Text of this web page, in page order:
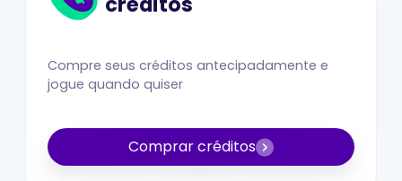
Compre seus créditos antecipadamente e
jogue quando quiser
Comprar créditos